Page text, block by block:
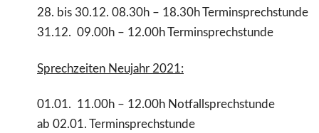
28. bis 30.12. 08.30h – 18.30h Terminsprechstunde
31.12. 09.00h – 12.00h Terminsprechstunde
Sprechzeiten Neujahr 2021:
01.01. 11.00h – 12.00h Notfallsprechstunde
ab 02.01. Terminsprechstunde